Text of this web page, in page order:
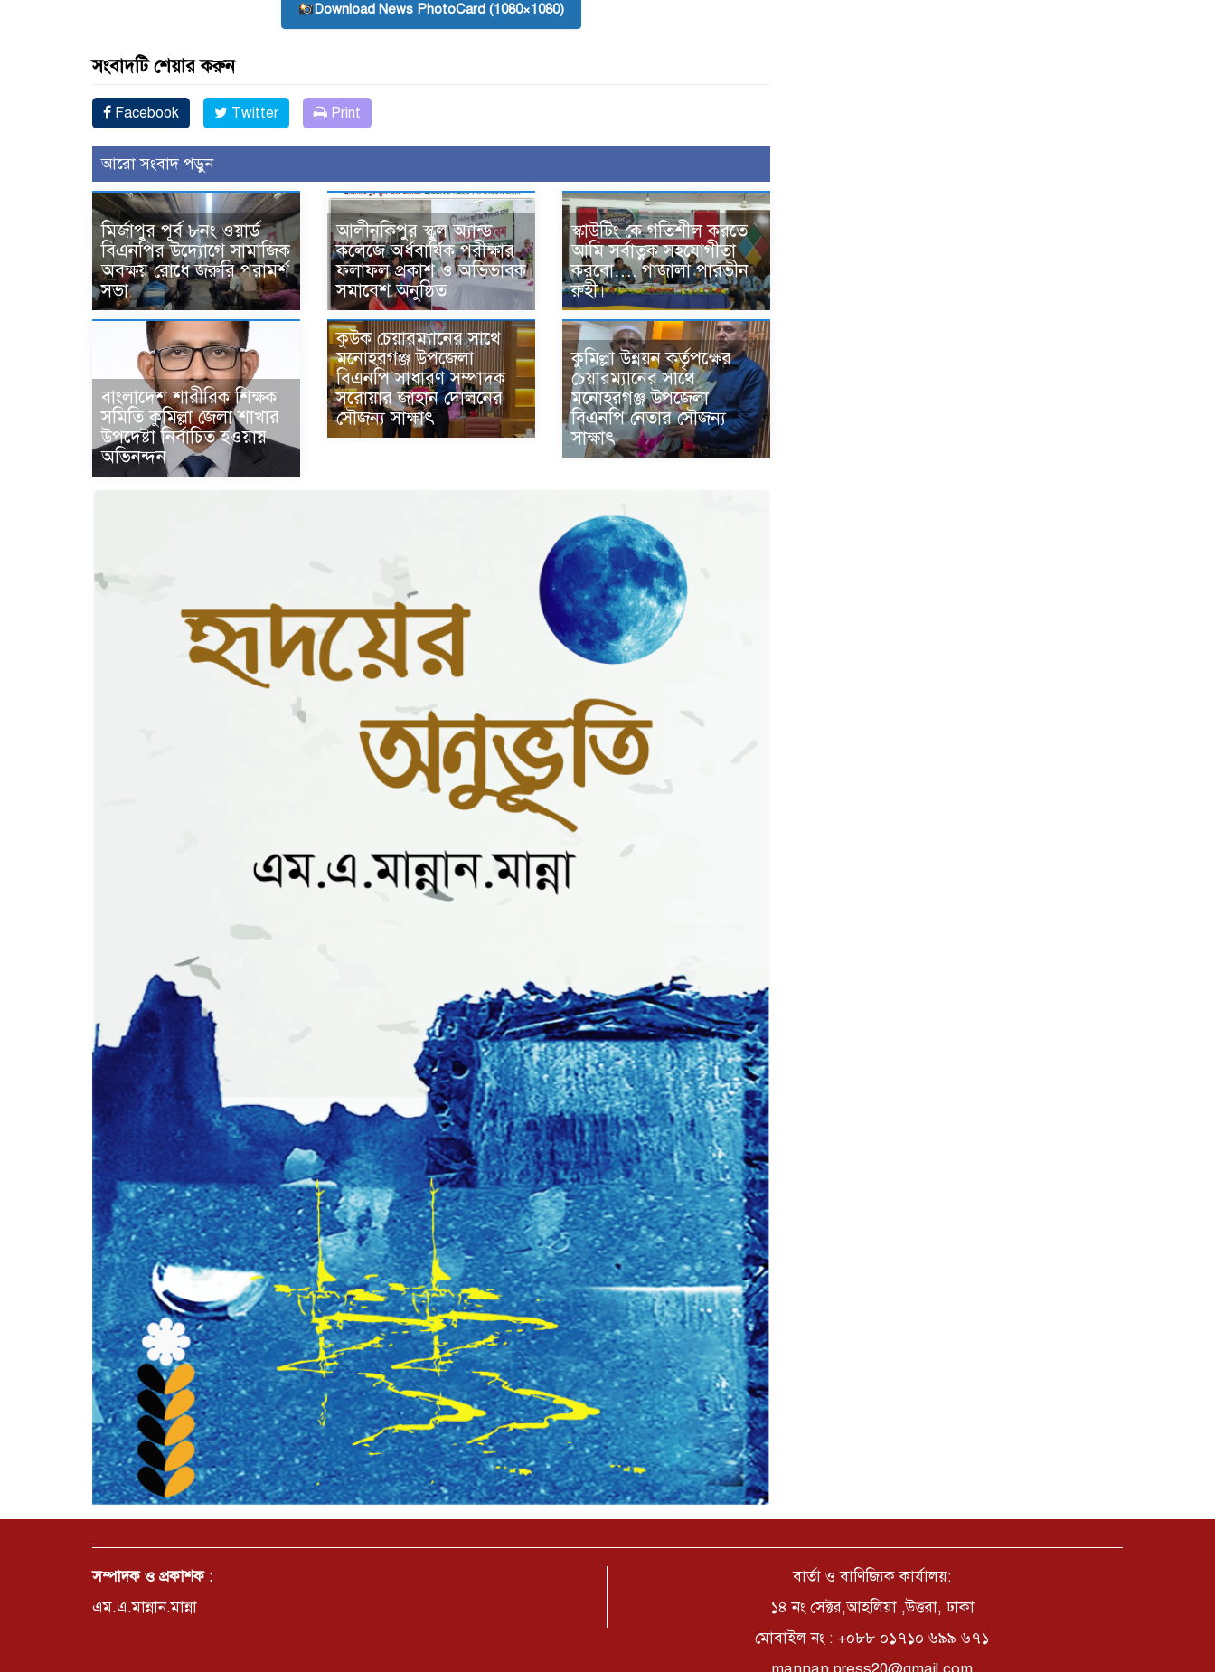
Download News PhotoCard (1080×1080)
সংবাদটি শেয়ার করুন
Facebook Twitter Print
আরো সংবাদ পড়ুন
মির্জাপুর পূর্ব ৮নং ওয়ার্ড
বিএনপির উদ্যোগে সামাজিক
অবক্ষয় রোধে জরুরি পরামর্শ
সভা
আলীনকিপুর স্কুল অ্যান্ড
কলেজে অর্ধবার্ষিক পরীক্ষার
ফলাফল প্রকাশ ও অভিভাবক
সমাবেশ অনুষ্ঠিত
স্কাউটিং কে গতিশীল করতে
আমি সর্বাত্নক সহযোগীতা
করবো…. গাজালা পারভীন
রুহী।
বাংলাদেশ শারীরিক শিক্ষক
সমিতি কুমিল্লা জেলা শাখার
উপদেষ্টা নির্বাচিত হওয়ায়
অভিনন্দন
কুউক চেয়ারম্যানের সাথে
মনোহরগঞ্জ উপজেলা
বিএনপি সাধারণ সম্পাদক
সরোয়ার জাহান দোলনের
সৌজন্য সাক্ষাৎ
কুমিল্লা উন্নয়ন কর্তৃপক্ষের
চেয়ারম্যানের সাথে
মনোহরগঞ্জ উপজেলা
বিএনপি নেতার সৌজন্য
সাক্ষাৎ
সম্পাদক ও প্রকাশক :
এম.এ.মান্নান.মান্না
বার্তা ও বাণিজ্যিক কার্যালয়:
১৪ নং সেক্টর,আহলিয়া ,উত্তরা, ঢাকা
মোবাইল নং : +০৮৮ ০১৭১০ ৬৯৯ ৬৭১